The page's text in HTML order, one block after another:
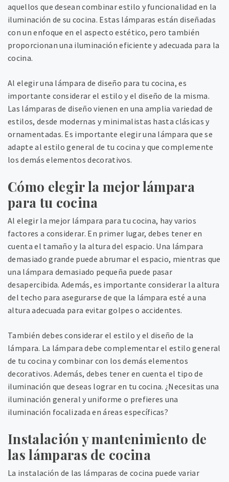
aquellos que desean combinar estilo y funcionalidad en la
iluminación de su cocina. Estas lámparas están diseñadas
con un enfoque en el aspecto estético, pero también
proporcionan una iluminación eficiente y adecuada para la
cocina.
Al elegir una lámpara de diseño para tu cocina, es
importante considerar el estilo y el diseño de la misma.
Las lámparas de diseño vienen en una amplia variedad de
estilos, desde modernas y minimalistas hasta clásicas y
ornamentadas. Es importante elegir una lámpara que se
adapte al estilo general de tu cocina y que complemente
los demás elementos decorativos.
Cómo elegir la mejor lámpara
para tu cocina
Al elegir la mejor lámpara para tu cocina, hay varios
factores a considerar. En primer lugar, debes tener en
cuenta el tamaño y la altura del espacio. Una lámpara
demasiado grande puede abrumar el espacio, mientras que
una lámpara demasiado pequeña puede pasar
desapercibida. Además, es importante considerar la altura
del techo para asegurarse de que la lámpara esté a una
altura adecuada para evitar golpes o accidentes.
También debes considerar el estilo y el diseño de la
lámpara. La lámpara debe complementar el estilo general
de tu cocina y combinar con los demás elementos
decorativos. Además, debes tener en cuenta el tipo de
iluminación que deseas lograr en tu cocina. ¿Necesitas una
iluminación general y uniforme o prefieres una
iluminación focalizada en áreas específicas?
Instalación y mantenimiento de
las lámparas de cocina
La instalación de las lámparas de cocina puede variar